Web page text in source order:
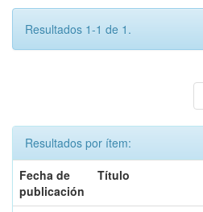
Resultados 1-1 de 1.
Resultados por ítem:
Fecha de
publicación
Título